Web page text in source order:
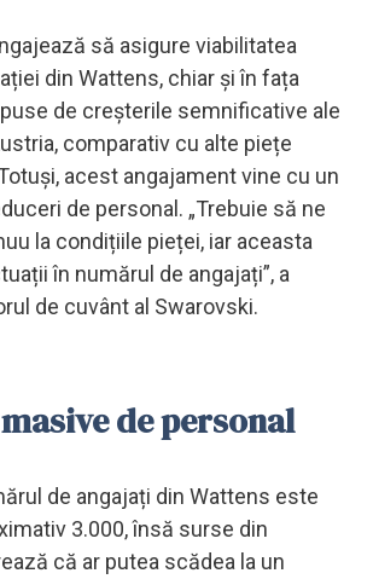
să asigure viabilitatea
din Wattens, chiar și în fața
de creșterile semnificative ale
comparativ cu alte piețe
acest angajament vine cu un
de personal. „Trebuie să ne
la condițiile pieței, iar aceasta
în numărul de angajați”, a
de cuvânt al Swarovski.
de personal
de angajați din Wattens este
3.000, însă surse din
că ar putea scădea la un